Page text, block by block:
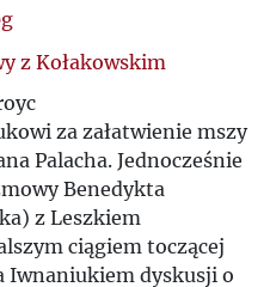
z Kołakowskim
za załatwienie mszy
Palacha. Jednocześnie
Benedykta
z Leszkiem
ciągiem toczącej
Iwnaniukiem dyskusji o